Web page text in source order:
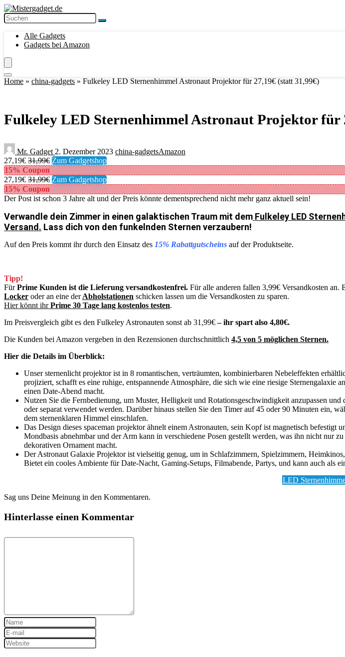
Alle Gadgets
Gadgets bei Amazon
Home » china-gadgets » Fulkeley LED Sternenhimmel Astronaut Projektor für 27,19€ (statt 31,99€)
Fulkeley LED Sternenhimmel Astronaut Projektor für
Mr. Gadget 2. Dezember 2023 china-gadgetsAmazon
27,19€ 31,99€ Zum Gadgetshop
15% Coupon
27,19€ 31,99€ Zum Gadgetshop
15% Coupon
Der Post ist schon 3 Jahre alt und der Preis könnte dementsprechend nicht mehr ganz aktuell sein!
Verwandle dein Zimmer in einen galaktischen Traum mit dem Fulkeley LED
Versand. Lass dich von den funkelnden Sternen verzaubern!
Auf den Preis kommt ihr durch den Einsatz des 15% Rabattgutscheins auf der Produktseite.
Tipp!
FürPrime Kunden ist die Lieferung versandkostenfrei. Für alle anderen fallen 3,99€ Versandkosten an.
Locker oder an eine der Abholstationen schicken lassen um die Versandkosten zu sparen.
Hier könnt ihrPrime 30 Tage lang kostenlos testen.
Im Preisvergleich gibt es den Fulkeley Astronauten sonst ab 31,99€– ihr spart also 4,80€.
Die Kunden bei Amazon vergeben in den Rezensionen durchschnittlich 4,5 von 5 möglichen Sternen.
Hier die Details im Überblick:
Unser sternenlicht projektor ist in 8 romantischen, verträumten, kombinierbaren Nebeleffekten
projiziert, schafft es eine ruhige, entspannende Atmosphäre, die sich wie eine riesige
einen Date-Abend macht.
Nutzen Sie die Fernbedienung, um Muster, Helligkeit und Rotationsgeschwindigkeit anzupassen
oder separat verwendet werden. Darüber hinaus stellen Sie den Timer auf 45 oder 90 Minuten ein,
dem sternenklaren Himmel einschlafen.
Das Design dieses spaceman projektor ähnelt einem Astronauten, sein Kopf ist magnetisch
Mondbasis abnehmbar und der Arm kann in verschiedene Posen gestellt werden, was ihn nicht nur
dekorativen Ornament macht.
Der Astronaut Galaxie Projektor ist vielseitig genug, um in Schlafzimmern, Spielzimmern,
Bietet ein cooles Ambiente für Date-Nacht, Gaming-Setups, Filmabende, Partys, und kann auch
LED
Sag uns Deine Meinung in den Kommentaren.
Hinterlasse einen Kommentar